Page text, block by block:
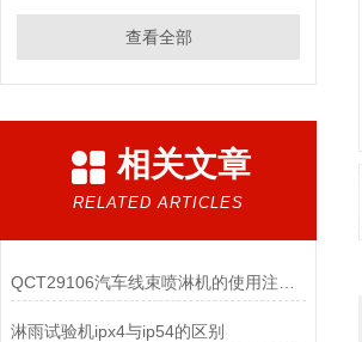
查看全部
相关文章
RELATED ARTICLES
淋雨试验机ipx4与ip54的区别